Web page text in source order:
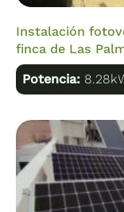
Instalación
finca de Las
Potencia: